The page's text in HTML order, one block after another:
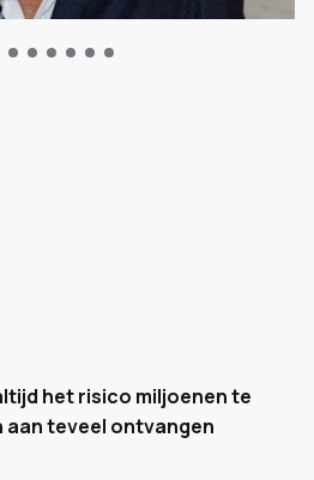
het risico miljoenen te
teveel ontvangen